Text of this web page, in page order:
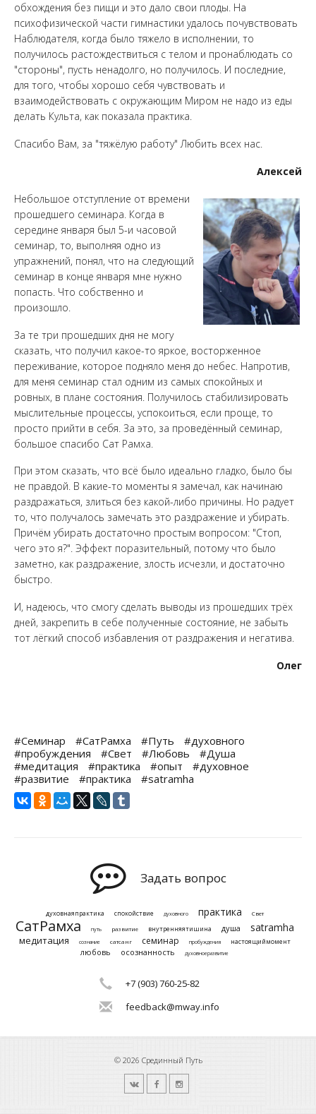
обхождения без пищи и это дало свои плоды. На
психофизической части гимнастики удалось почувствовать
Наблюдателя, когда было тяжело в исполнении, то
получилось растождествиться с телом и пронаблюдать со
"стороны", пусть ненадолго, но получилось. И последние,
для того, чтобы хорошо себя чувствовать и
взаимодействовать с окружающим Миром не надо из еды
делать Культа, как показала практика.
Спасибо Вам, за "тяжёлую работу" Любить всех нас.
Алексей
Небольшое отступление от времени
прошедшего семинара. Когда в
середине января был 5-и часовой
семинар, то, выполняя одно из
упражнений, понял, что на следующий
семинар в конце января мне нужно
попасть. Что собственно и
произошло.
За те три прошедших дня не могу
сказать, что получил какое-то яркое, восторженное
переживание, которое подняло меня до небес. Напротив,
для меня семинар стал одним из самых спокойных и
ровных, в плане состояния. Получилось стабилизировать
мыслительные процессы, успокоиться, если проще, то
просто прийти в себя. За это, за проведённый семинар,
большое спасибо Сат Рамха.
При этом сказать, что всё было идеально гладко, было бы
не правдой. В какие-то моменты я замечал, как начинаю
раздражаться, злиться без какой-либо причины. Но радует
то, что получалось замечать это раздражение и убирать.
Причём убирать достаточно простым вопросом: "Стоп,
чего это я?". Эффект поразительный, потому что было
заметно, как раздражение, злость исчезли, и достаточно
быстро.
И, надеюсь, что смогу сделать выводы из прошедших трёх
дней, закрепить в себе полученные состояние, не забыть
тот лёгкий способ избавления от раздражения и негатива.
Олег
#Семинар #СатРамха #Путь
#духовного
#пробуждения
#Свет #Любовь
#Душа
#медитация
#практика #опыт
#духовное
#развитие
#практика #satramha
Задать вопрос
духовнаяпрактика спокойствие духовного практика Свет
СатРамха путь развитие внутренняятишина душа satramha
медитация сознание сатсанг семинар пробуждения настоящиймомент
любовь осознанность духовноеразвитие
+7 (903) 760-25-82
feedback@mway.info
© 2026 Срединный Путь